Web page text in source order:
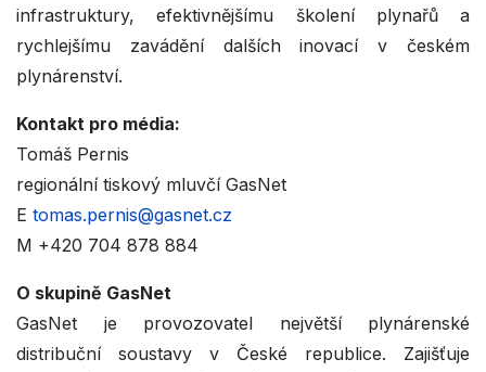
infrastruktury, efektivnějšímu školení plynařů a
rychlejšímu zavádění dalších inovací v českém
plynárenství.
Kontakt pro média:
Tomáš Pernis
regionální tiskový mluvčí GasNet
E tomas.pernis@gasnet.cz
M +420 704 878 884
O skupině GasNet
GasNet je provozovatel největší plynárenské
distribuční soustavy v České republice. Zajišťuje